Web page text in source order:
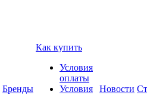
Бренды
Как купить
Условия
оплаты
Условия
Новости